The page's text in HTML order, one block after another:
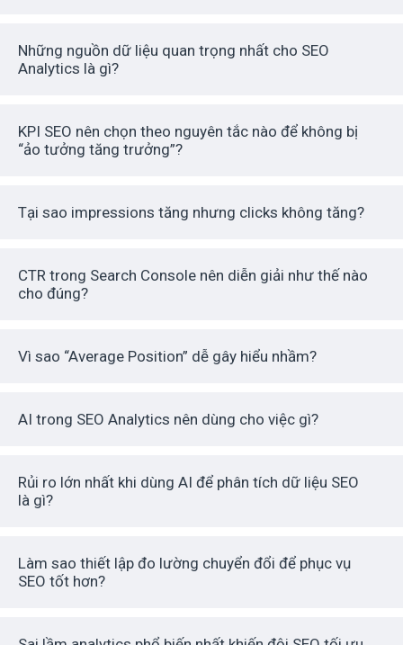
Những nguồn dữ liệu quan trọng nhất cho SEO
Analytics là gì?
KPI SEO nên chọn theo nguyên tắc nào để không bị
“ảo tưởng tăng trưởng”?
Tại sao impressions tăng nhưng clicks không tăng?
CTR trong Search Console nên diễn giải như thế nào
cho đúng?
Vì sao “Average Position” dễ gây hiểu nhầm?
AI trong SEO Analytics nên dùng cho việc gì?
Rủi ro lớn nhất khi dùng AI để phân tích dữ liệu SEO
là gì?
Làm sao thiết lập đo lường chuyển đổi để phục vụ
SEO tốt hơn?